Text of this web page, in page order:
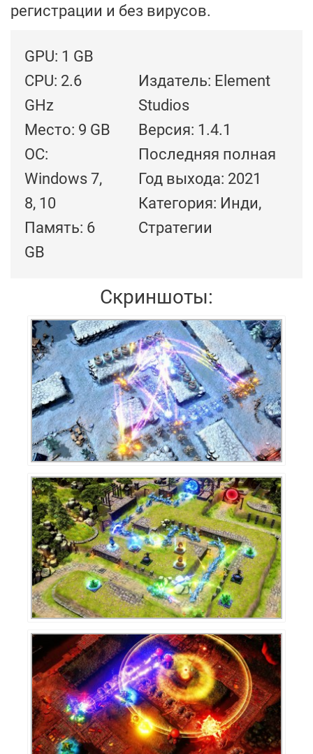
регистрации и без вирусов.
GPU: 1 GB
CPU: 2.6
GHz
Место: 9 GB
ОС:
Windows 7,
8, 10
Память: 6
GB
Издатель: Element
Studios
Версия: 1.4.1
Последняя полная
Год выхода: 2021
Категория: Инди,
Стратегии
Скриншоты: